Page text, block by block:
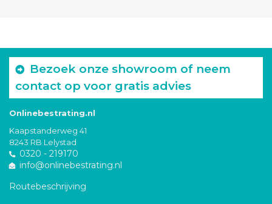
Bezoek onze showroom of neem
contact op voor gratis advies
Onlinebestrating.nl
Kaapstanderweg 41
8243 RB Lelystad
0320 - 219170
info@onlinebestrating.nl
Routebeschrijving